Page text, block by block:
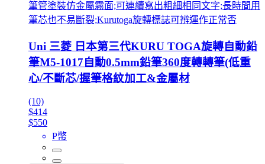
筆管塗裝仿金屬霧面;可連續寫出粗細相同文字;長時間用
筆芯也不易斷裂;Kurutoga旋轉標誌可辨運作正常否
Uni 三菱 日本第三代KURU TOGA旋轉自動鉛
筆M5-1017自動0.5mm鉛筆360度轉轉筆(低重
心/不斷芯/握筆格紋加工&金屬材
(10)
$414
$550
P幣